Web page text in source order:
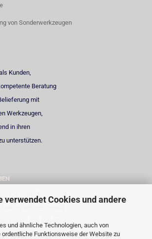
verwendet Cookies und andere
und ähnliche Technologien, auch von
ordentliche Funktionsweise der Website zu
von Sonderwerkzeugen
Kunden,
Beratung
mit
Werkzeugen,
in ihren
unterstützen.
gemäß
DE 258 598 551
Neuss